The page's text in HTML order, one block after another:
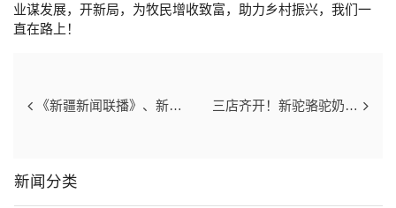
业谋发展，开新局，为牧民增收致富，助力乡村振兴，我们一
直在路上！
《新疆新闻联播》、新华网、《中国食品报》、中国网等主流媒体，纷纷对新驼乳业开业投产、助力乡村振兴持续关注、报道 三店齐开！新驼骆驼奶专卖店盛大开业
新闻分类